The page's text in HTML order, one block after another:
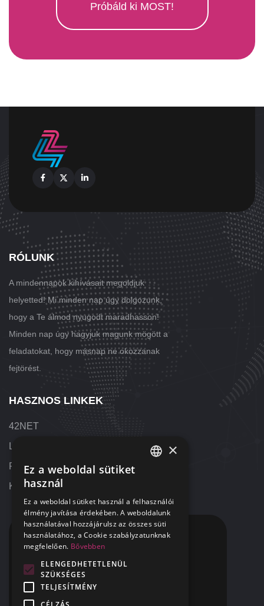
Próbáld ki MOST!
RÓLUNK
A mindennapok kihívásait megoldjuk
helyetted! Mi minden nap úgy dolgozunk,
hogy a Te álmod nyugodt maradhasson!
Minden nap úgy hagyjuk magunk mögött a
feladatokat, hogy másnap ne okozzanak
fejtörést.
HASZNOS LINKEK
42NET
Letöltések
Referenciák
Kapcsolat
KAPCSOLAT
+36 1 424 9000
+1 313 655 7459
segitunk@42NET.hu
×
Ez a weboldal sütiket
használ
Ez a weboldal sütiket használ a felhasználói
élmény javítása érdekében. A weboldalunk
használatával hozzájárulsz az összes süti
használatához, a Cookie szabályzatunknak
megfelelően. Bővebben
ELENGEDHETETLENÜL
SZÜKSÉGES
TELJESÍTMÉNY